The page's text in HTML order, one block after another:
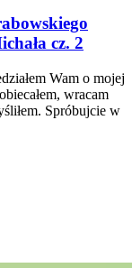
cz. 2
Wam o mojej
wracam
Spróbujcie w